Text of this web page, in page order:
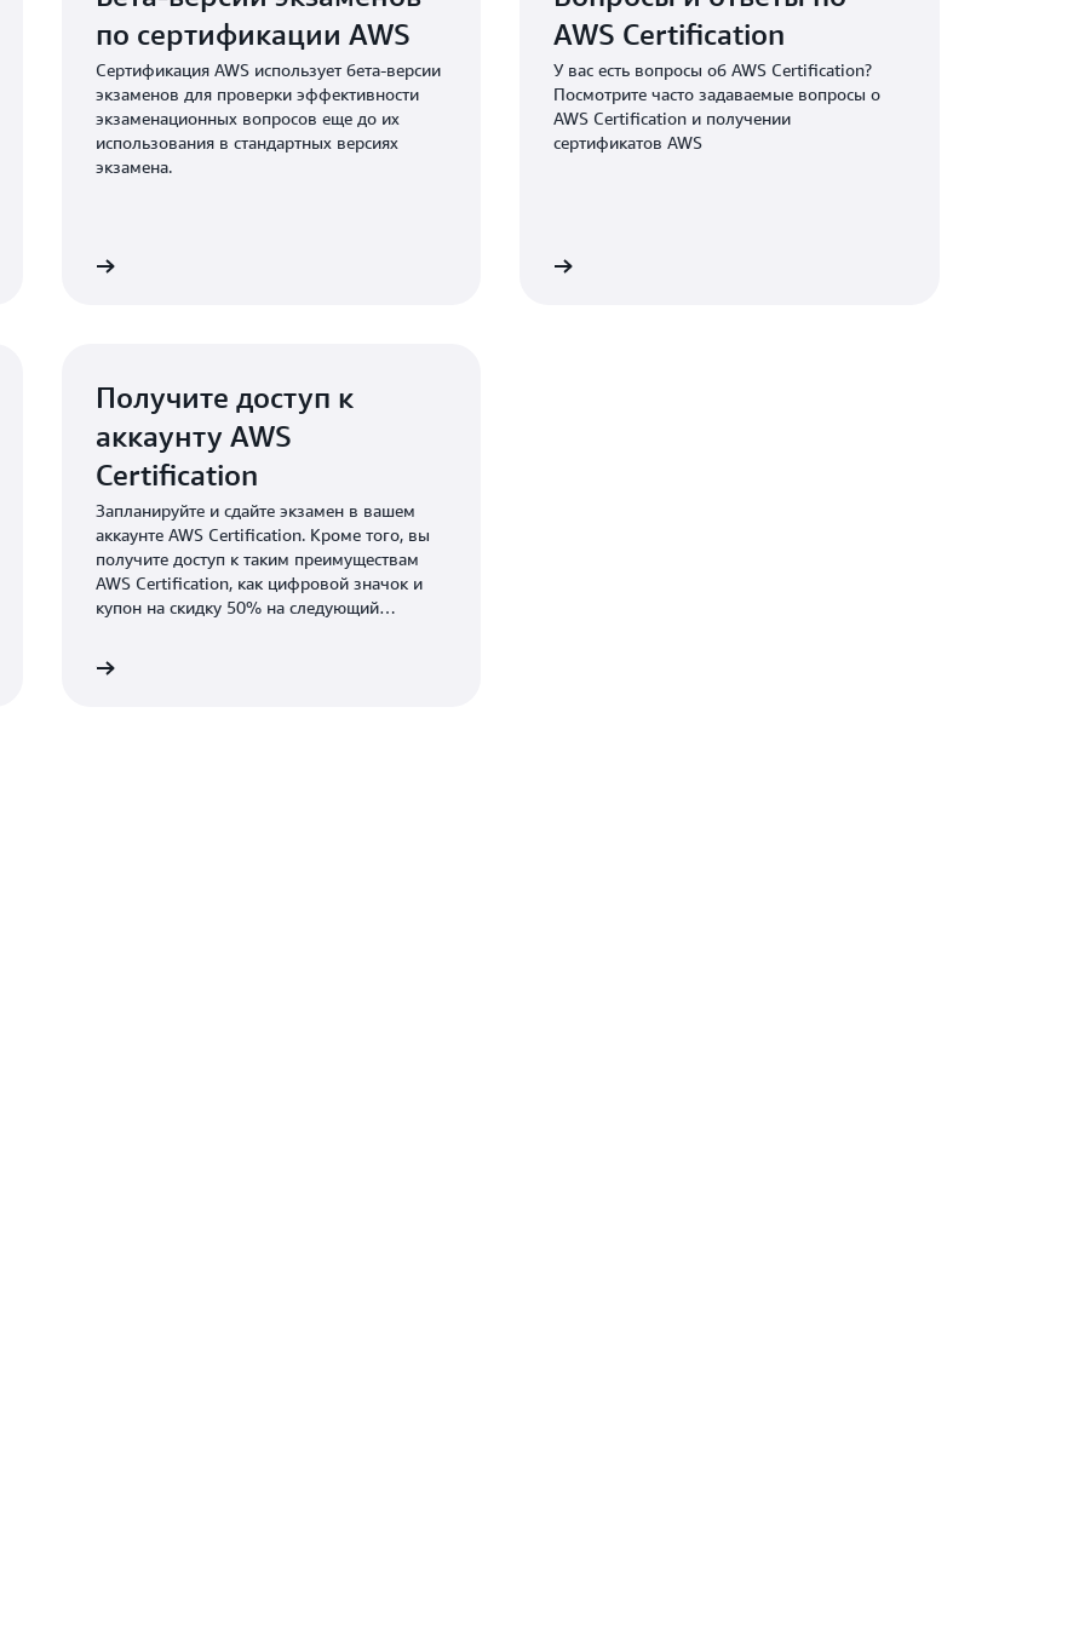
Те, у кого есть действующий сертификат AWS Certified SysOps
Administrator – Associate или AWS Certified CloudOps Engineer –
Associate, могут получить сертификат следующего уровня AWS
Certified DevOps Engineer – Professional.
по сертификации AWS
Сертификация AWS использует бета-версии
экзаменов для проверки эффективности
экзаменационных вопросов еще до их
использования в стандартных версиях
экзамена.
AWS
AWS Certification
У вас есть вопросы об AWS Certification?
Посмотрите часто задаваемые вопросы о
AWS Certification и получении
сертификатов AWS
Посмотрите часто задаваемые вопросы об AWS Certification
Получите доступ к
аккаунту AWS
Certification
Запланируйте и сдайте экзамен в вашем
аккаунте AWS Certification. Кроме того, вы
получите доступ к таким преимуществам
AWS Certification, как цифровой значок и
купон на скидку 50% на следующий